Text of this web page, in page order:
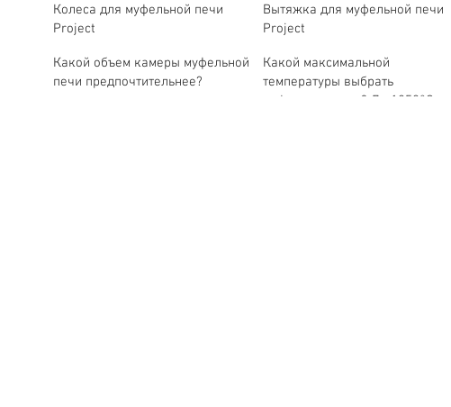
Колеса для муфельной печи
Project
Вытяжка для муфельной печи
Project
Какой объем камеры муфельной
печи предпочтительнее?
Какой максимальной
температуры выбрать
муфельную печь? До 1250°C или